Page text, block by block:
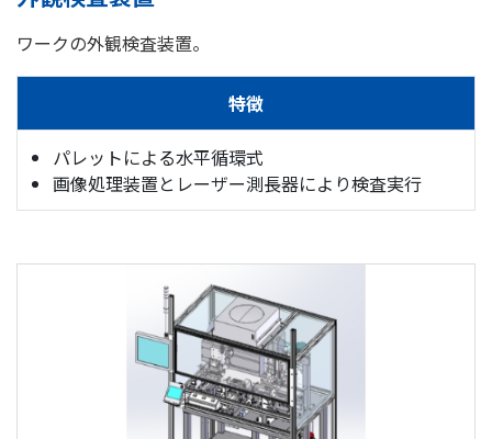
ワークの外観検査装置。
特徴
パレットによる水平循環式
画像処理装置とレーザー測長器により検査実行